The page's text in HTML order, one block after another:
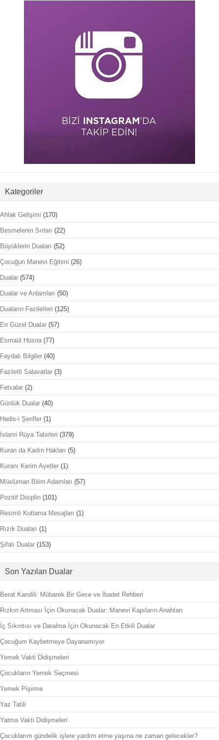
Kategoriler
Ahlak Gelişimi (170)
Besmelenin Sırları (22)
Büyüklerin Duaları (52)
Çocuğun Manevi Eğitimi (26)
Dualar (574)
Dualar ve Anlamları (50)
Duaların Faziletleri (125)
En Güzel Dualar (57)
Esmaül Hüsna (77)
Faydalı Bilgiler (40)
Faziletli Salavatlar (3)
Fetvalar (2)
Günlük Dualar (40)
Hadis-i Şerifler (1)
İslami Rüya Tabirleri (379)
Kuran da Kadın Hakları (5)
Kuranı Kerim Ayetler (1)
Müslüman Bilim Adamları (57)
Pozitif Disiplin (101)
Resimli Kutlama Mesajları (1)
Rızık Duaları (1)
Şifalı Dualar (153)
Son Yazılan Dualar
Berat Kandili: Mübarek Bir Gece ve İbadet Rehberi
Rızkın Artması İçin Okunacak Dualar: Manevi Kapıların Anahtarı
İç Sıkıntısı ve Daralma İçin Okunacak En Etkili Dualar
Çocuğum Kaybetmeye Dayanamıyor.
Yemek Vakti Didişmeleri
Çocukların Yemek Seçmesi
Yemek Pişirme
Yaz Tatili
Yatma Vakti Didişmeleri
Çocuklarım gündelik işlere yardım etme yaşına ne zaman gelecekler?